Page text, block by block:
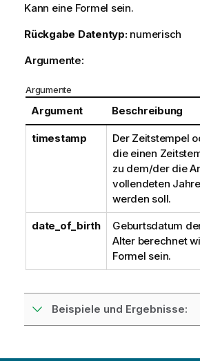
Kann eine Formel sein.
Rückgabe Datentyp: numerisch
Argumente:
Argumente
Argument Beschreibung
timestamp
Der Zeitstempel
die einen
zu dem/der die
vollendeten
werden soll.
date_of_birth
Geburtsdatum
Alter berechnet
Formel sein.
Beispiele und Ergebnisse: